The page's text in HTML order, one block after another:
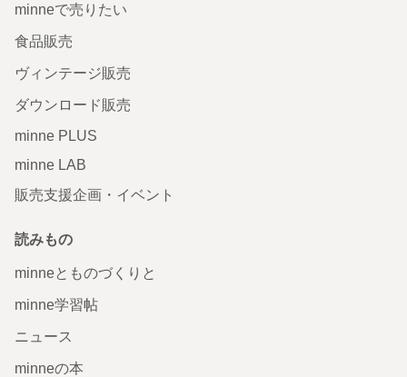
minneで売りたい
食品販売
ヴィンテージ販売
ダウンロード販売
minne PLUS
minne LAB
販売支援企画・イベント
読みもの
minneとものづくりと
minne学習帖
ニュース
minneの本